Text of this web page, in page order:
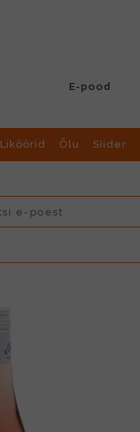
E-pood
Liköörid Õlu Siider